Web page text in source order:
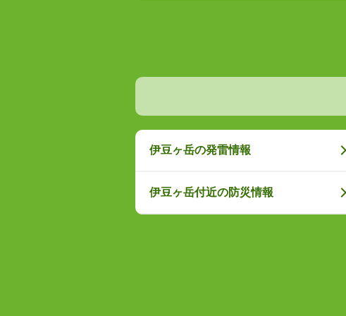
伊豆ヶ岳の発雷情報
伊豆ヶ岳付近の防災情報